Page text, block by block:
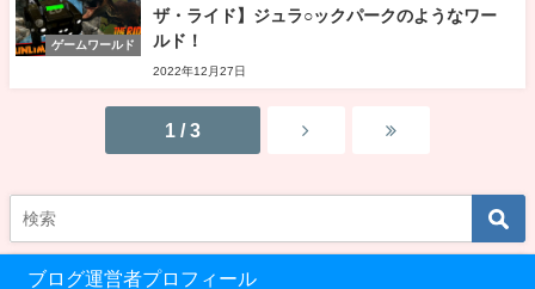
ゲームワールド
ザ・ライド】ジュラ○ックパークのようなワー
ルド！
2022年12月27日
1 / 3
ブログ運営者プロフィール